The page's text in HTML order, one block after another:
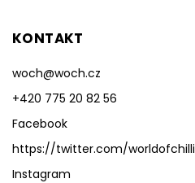
KONTAKT
woch@woch.cz
+420 775 20 82 56
Facebook
https://twitter.com/worldofchilli
Instagram